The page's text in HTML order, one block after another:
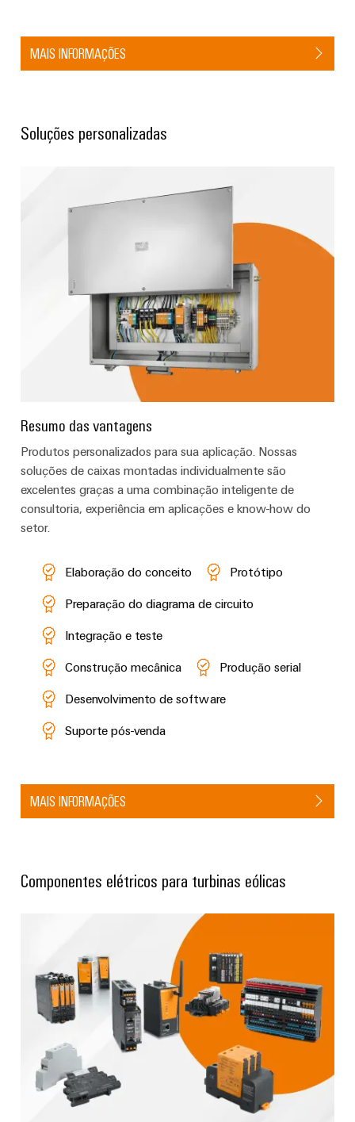
MAIS INFORMAÇÕES
Soluções personalizadas
Resumo das vantagens
Produtos personalizados para sua aplicação. Nossas
soluções de caixas montadas individualmente são
excelentes graças a uma combinação inteligente de
consultoria, experiência em aplicações e know-how do
setor.
Elaboração do conceito
Protótipo
Preparação do diagrama de circuito
Integração e teste
Construção mecânica
Produção serial
Desenvolvimento de software
Suporte pós-venda
MAIS INFORMAÇÕES
Componentes elétricos para turbinas eólicas